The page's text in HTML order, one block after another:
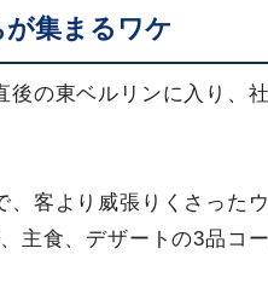
集まるワケ
の東ベルリンに入り、
客より威張りくさった
主食、デザートの3品コ